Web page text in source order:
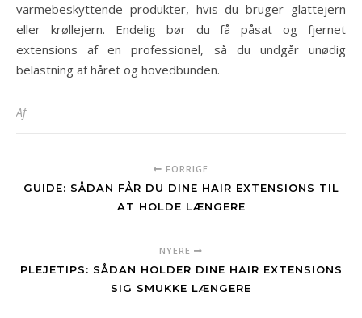
varmebeskyttende produkter, hvis du bruger glattejern
eller krøllejern. Endelig bør du få påsat og fjernet
extensions af en professionel, så du undgår unødig
belastning af håret og hovedbunden.
Af
FORRIGE
GUIDE: SÅDAN FÅR DU DINE HAIR EXTENSIONS TIL
AT HOLDE LÆNGERE
NYERE
PLEJETIPS: SÅDAN HOLDER DINE HAIR EXTENSIONS
SIG SMUKKE LÆNGERE